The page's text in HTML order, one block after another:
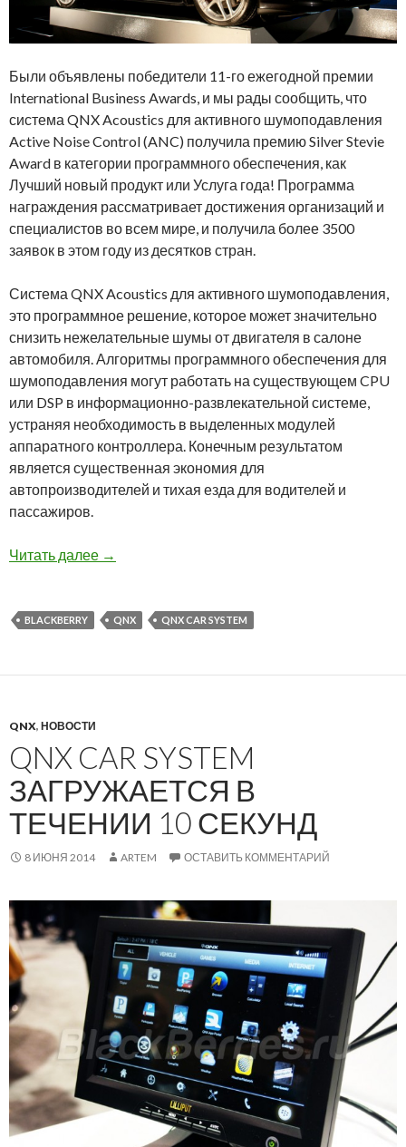
Были объявлены победители 11-го ежегодной премии
International Business Awards, и мы рады сообщить, что
система QNX Acoustics для активного шумоподавления
Active Noise Control (ANC) получила премию Silver Stevie
Award в категории программного обеспечения, как
Лучший новый продукт или Услуга года! Программа
награждения рассматривает достижения организаций и
специалистов во всем мире, и получила более 3500
заявок в этом году из десятков стран.
Система QNX Acoustics для активного шумоподавления,
это программное решение, которое может значительно
снизить нежелательные шумы от двигателя в салоне
автомобиля. Алгоритмы программного обеспечения для
шумоподавления могут работать на существующем CPU
или DSP в информационно-развлекательной системе,
устраняя необходимость в выделенных модулей
аппаратного контроллера. Конечным результатом
является существенная экономия для
автопроизводителей и тихая езда для водителей и
пассажиров.
Читать далее Система QNX Acoustics Active Noise Control
→
BLACKBERRY QNX QNX CAR SYSTEM
QNX, НОВОСТИ
QNX CAR SYSTEM
ЗАГРУЖАЕТСЯ В
ТЕЧЕНИИ 10 СЕКУНД
8 ИЮНЯ 2014 ARTEM ОСТАВИТЬ КОММЕНТАРИЙ